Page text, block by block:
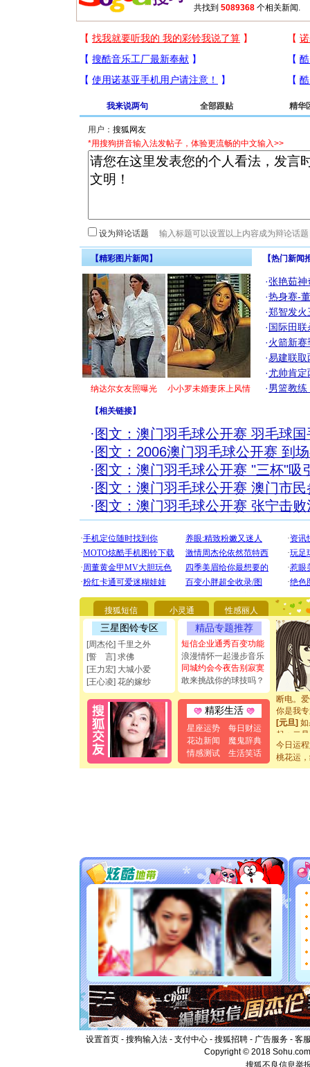
共找到 5089368 个相关新闻.
我来说两句 全部跟贴 精华
用户：
*用搜狗拼音输入法发帖子，体验更流畅的中文输入>>
设为辩论话题
【精彩图片新闻】
纳达尔女友照曝光 小小罗未婚妻床上风情
【热门新闻
·张艳茹神
·热身赛-
·郑智发火
·国际田
·火箭新
·易建联取
·尤帅肯定
·男篮教
【相关链接】
· 图文：澳门羽毛球公开赛 羽毛球
· 图文：2006澳门羽毛球公开赛 到
· 图文：澳门羽毛球公开赛 "三杯"吸
· 图文：澳门羽毛球公开赛 澳门市
· 图文：澳门羽毛球公开赛 张宁击
搜狐短信 小灵通 性感丽人
三星图铃专区
[周杰伦] 千里之外
[誓 言] 求佛
[王力宏] 大城小爱
[王心凌] 花的嫁纱
精品专题推荐
短信企业通秀百变功能
浪漫情怀一起漫步音乐
同城约会今夜告别寂寞
敢来挑战你的球技吗？
精彩生活
星座运势
每日财运
花边新闻
魔鬼辞典
情感测试
生活笑话
[圣诞节]
你太多
要平安
[圣诞节]
能正大
都要快
[圣诞节]
如意,快
[元旦]看
断电。
你是我
[元旦]
起；二
离。水
[元旦]当
[圣诞节]
你太多
要平安
[圣诞节]
能正大
都要快
[圣诞节]
如意,快
[元旦]
断电。
你是我
[元旦]如
起；二
离。水
[元旦]当
泣，这
卖了。
[春节]风
今日运
桃花运
设置首页 - 搜狗输入法 - 支付中心 - 搜狐招聘 - 广告服务 - 客
Copyright © 2018
搜狐不良信息举